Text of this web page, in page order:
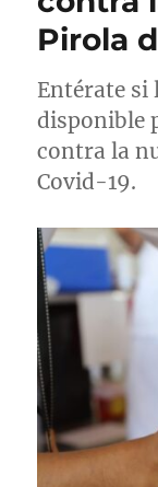
Pirola
Entérate si
disponible
contra la
Covid-19.